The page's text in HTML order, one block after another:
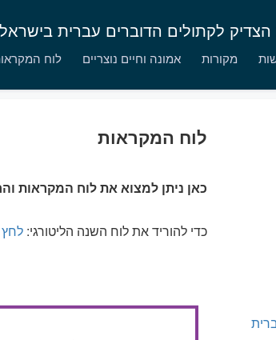
הצדיק לקתולים הדוברים עברית
מקורות אמונה וחיים נוצריים לוח
לוח המקראות
כאן ניתן למצוא את לוח המקראות
כדי להוריד את לוח השנה הליטורגי:לחץ